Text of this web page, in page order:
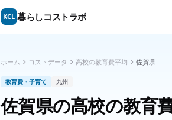
KCL 暮らしコストラボ
ホーム コストデータ 高校の教育費平均 佐賀県
教育費・子育て 九州
佐賀県の高校の教育